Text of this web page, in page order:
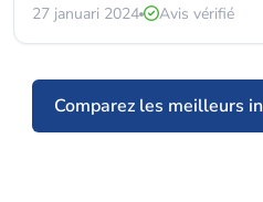
27 januari 2024 Avis vérifié
Comparez les meilleurs